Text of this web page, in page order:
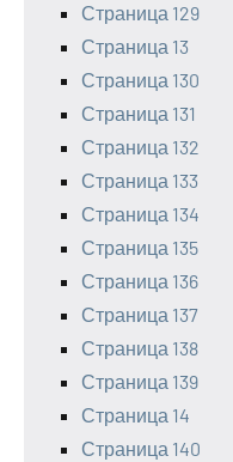
Страница 129
Страница 13
Страница 130
Страница 131
Страница 132
Страница 133
Страница 134
Страница 135
Страница 136
Страница 137
Страница 138
Страница 139
Страница 14
Страница 140